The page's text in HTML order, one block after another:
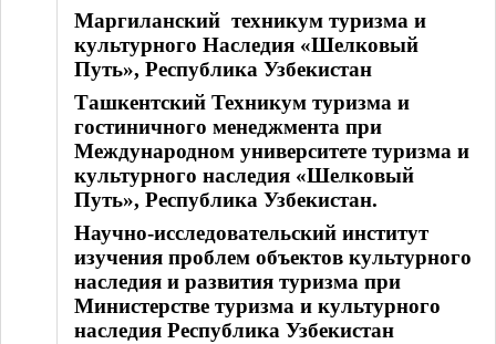
Маргиланский техникум туризма и
культурного Наследия «Шелковый
Путь», Республика Узбекистан
Ташкентский Техникум туризма и
гостиничного менеджмента при
Международном университете туризма и
культурного наследия «Шелковый
Путь», Республика Узбекистан.
Научно-исследовательский институт
изучения проблем объектов культурного
наследия и развития туризма при
Министерстве туризма и культурного
наследия Республика Узбекистан